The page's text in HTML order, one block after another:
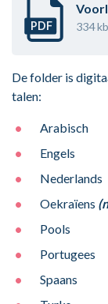
PDF 334 kb
De folder is
talen:
Arabisch
Engels
Nederlands
Oekraïens
Pools
Portugees
Spaans